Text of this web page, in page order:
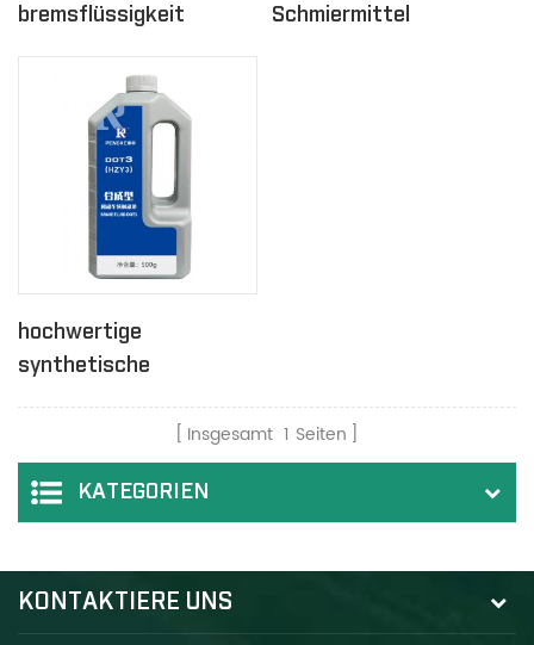
bremsflüssigkeit
Schmiermittel
hochwertige
synthetische
Insgesamt 1 Seiten
KATEGORIEN
KONTAKTIERE UNS